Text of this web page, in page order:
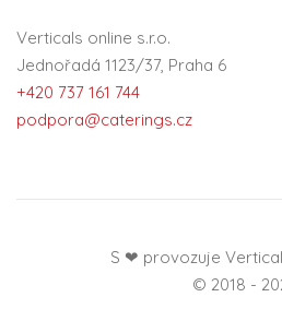
Verticals online s.r.o.
Jednořadá 1123/37, Praha 6
+420 737 161 744
podpora@caterings.cz
S ❤ provozuje
© 2018 -